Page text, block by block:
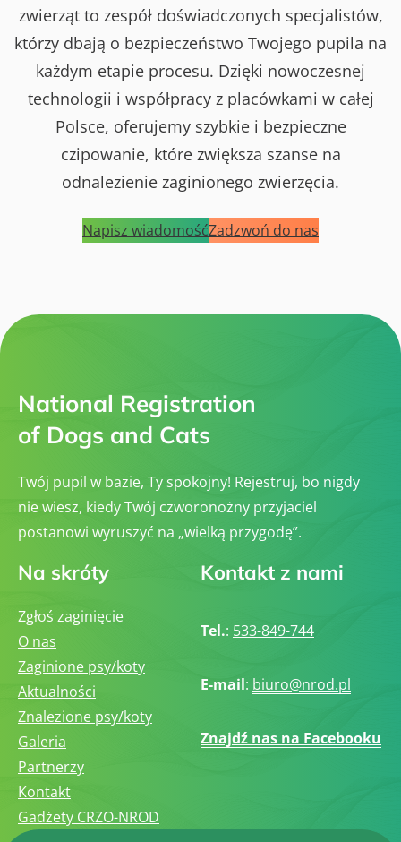
zwierząt to zespół doświadczonych specjalistów,
którzy dbają o bezpieczeństwo Twojego pupila na
każdym etapie procesu. Dzięki nowoczesnej
technologii i współpracy z placówkami w całej
Polsce, oferujemy szybkie i bezpieczne
czipowanie, które zwiększa szanse na
odnalezienie zaginionego zwierzęcia.
Napisz wiadomośćZadzwoń do nas
National Registration
of Dogs and Cats
Twój pupil w bazie, Ty spokojny! Rejestruj, bo nigdy
nie wiesz, kiedy Twój czworonożny przyjaciel
postanowi wyruszyć na „wielką przygodę”.
Na skróty
Zgłoś zaginięcie
O nas
Zaginione psy/koty
Aktualności
Znalezione psy/koty
Galeria
Partnerzy
Kontakt
Gadżety CRZO-NROD
Kontakt z nami
Tel.: 533-849-744
E-mail: biuro@nrod.pl
Znajdź nas na Facebooku